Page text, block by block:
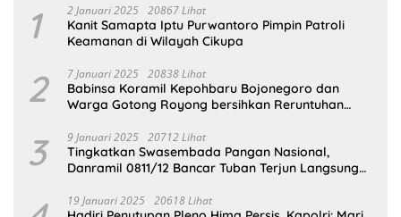
1 2 Januari 2025 20867 Lihat
Kanit Samapta Iptu Purwantoro Pimpin Patroli
Keamanan di Wilayah Cikupa
2 7 Januari 2025 20838 Lihat
Babinsa Koramil Kepohbaru Bojonegoro dan
Warga Gotong Royong bersihkan Reruntuhan
3 9 Januari 2025 20712 Lihat
Tingkatkan Swasembada Pangan Nasional,
Danramil 0811/12 Bancar Tuban Terjun Langsung
19 Januari 2025 20618 Lihat